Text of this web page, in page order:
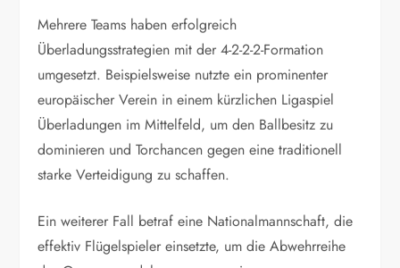
Mehrere Teams haben erfolgreich
Überladungsstrategien mit der 4-2-2-2-Formation
umgesetzt. Beispielsweise nutzte ein prominenter
europäischer Verein in einem kürzlichen Ligaspiel
Überladungen im Mittelfeld, um den Ballbesitz zu
dominieren und Torchancen gegen eine traditionell
starke Verteidigung zu schaffen.
Ein weiterer Fall betraf eine Nationalmannschaft, die
effektiv Flügelspieler einsetzte, um die Abwehrreihe